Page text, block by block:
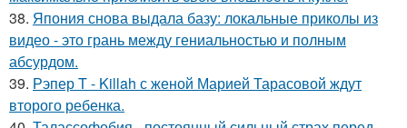
38. Япония снова выдала базу: локальные приколы из
видео - это грань между гениальностью и полным
абсурдом.
39. Рэпер T - Killah с женой Марией Тарасовой ждут
второго ребенка.